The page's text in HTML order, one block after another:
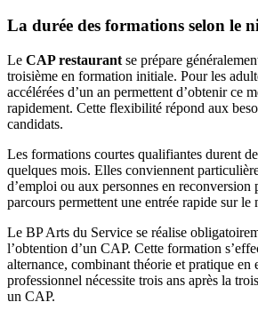
La durée des formations selon le
Le CAP restaurant se prépare
troisième en formation initiale. Pour les
accélérées d’un an permettent d’obtenir ce
rapidement. Cette flexibilité répond aux
candidats.
Les formations courtes qualifiantes durent
quelques mois. Elles conviennent
d’emploi ou aux personnes en reconversion
parcours permettent une entrée rapide sur le
Le BP Arts du Service se réalise
l’obtention d’un CAP. Cette formation
alternance, combinant théorie et pratique en
professionnel nécessite trois ans après la
un CAP.